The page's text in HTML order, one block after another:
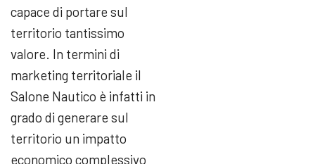
capace di portare sul
territorio tantissimo
valore. In termini di
marketing territoriale il
Salone Nautico è infatti in
grado di generare sul
territorio un impatto
economico complessivo